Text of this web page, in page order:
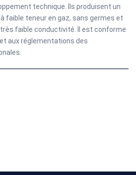
technique. Ils produisent un
faible teneur en gaz, sans germes et
faible conductivité. Il est conforme
aux réglementations des